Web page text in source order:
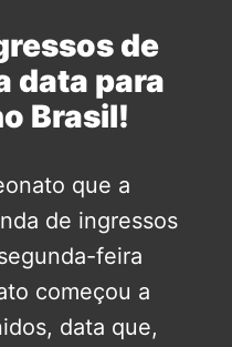
de
data para
Brasil!
que a
de ingressos
feira
começou a
data que,